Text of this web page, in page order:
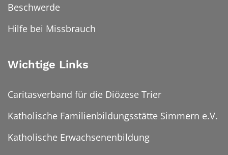
Beschwerde
Hilfe bei Missbrauch
Wichtige Links
Caritasverband für die Diözese Trier
Katholische Familienbildungsstätte Simmern e.V.
Katholische Erwachsenenbildung